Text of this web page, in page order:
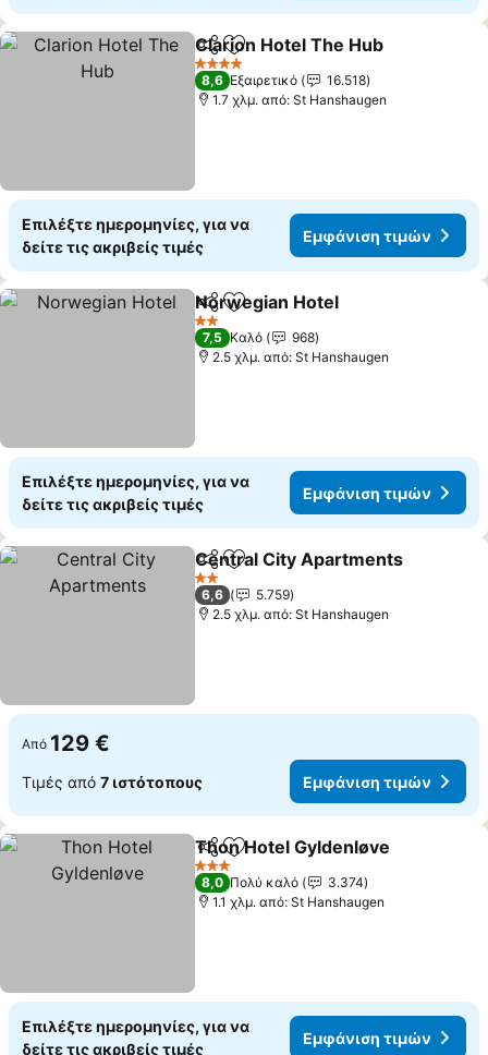
Κοινοποίηση
Προσθήκη στα αγαπημένα
Clarion Hotel The Hub
4 Αστέρια
8,6 Εξαιρετικό
16.518
1.7 χλμ. από: St Hanshaugen
Επιλέξτε ημερομηνίες, για να
δείτε τις ακριβείς τιμές
Εμφάνιση τιμών
Κοινοποίηση
Προσθήκη στα αγαπημένα
Norwegian Hotel
2 Αστέρια
7,5 Καλό
968
2.5 χλμ. από: St Hanshaugen
Επιλέξτε ημερομηνίες, για να
δείτε τις ακριβείς τιμές
Εμφάνιση τιμών
Κοινοποίηση
Προσθήκη στα αγαπημένα
Central City Apartments
2 Αστέρια
6,6
5.759
2.5 χλμ. από: St Hanshaugen
Από 129 €
Τιμές από 7 ιστότοπους Εμφάνιση τιμών
Κοινοποίηση
Προσθήκη στα αγαπημένα
Thon Hotel Gyldenløve
3 Αστέρια
8,0 Πολύ καλό
3.374
1.1 χλμ. από: St Hanshaugen
Επιλέξτε ημερομηνίες, για να
δείτε τις ακριβείς τιμές
Εμφάνιση τιμών